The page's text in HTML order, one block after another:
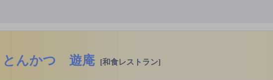
とんかつ 遊庵 [和食レストラン]